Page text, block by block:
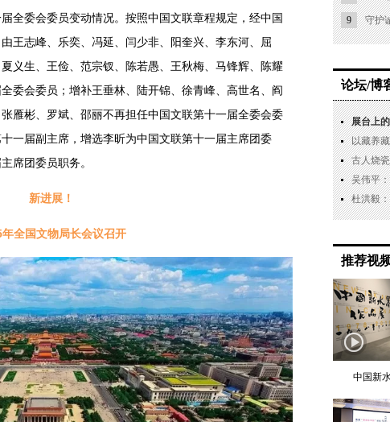
全委会委员变动情况。按照中国文联章程规定，经中国
王志峰、乐奕、冯延、闫少非、阳奎兴、李东河、屈
义生、王俭、范宗钗、陈若愚、王秋梅、马锋辉、陈耀
委会委员；增补王垂林、陆开锦、徐青峰、高世名、阎
雁彬、罗斌、邵丽不再担任中国文联第十一届全委会委
一届副主席，增选李昕为中国文联第十一届主席团委
席团委员职务。
新进展！
全国文物局长会议召开
9 守护
论坛/博
展台上
以藏养
古人烧
吴伟平
杜洪毅
推荐视
中国新